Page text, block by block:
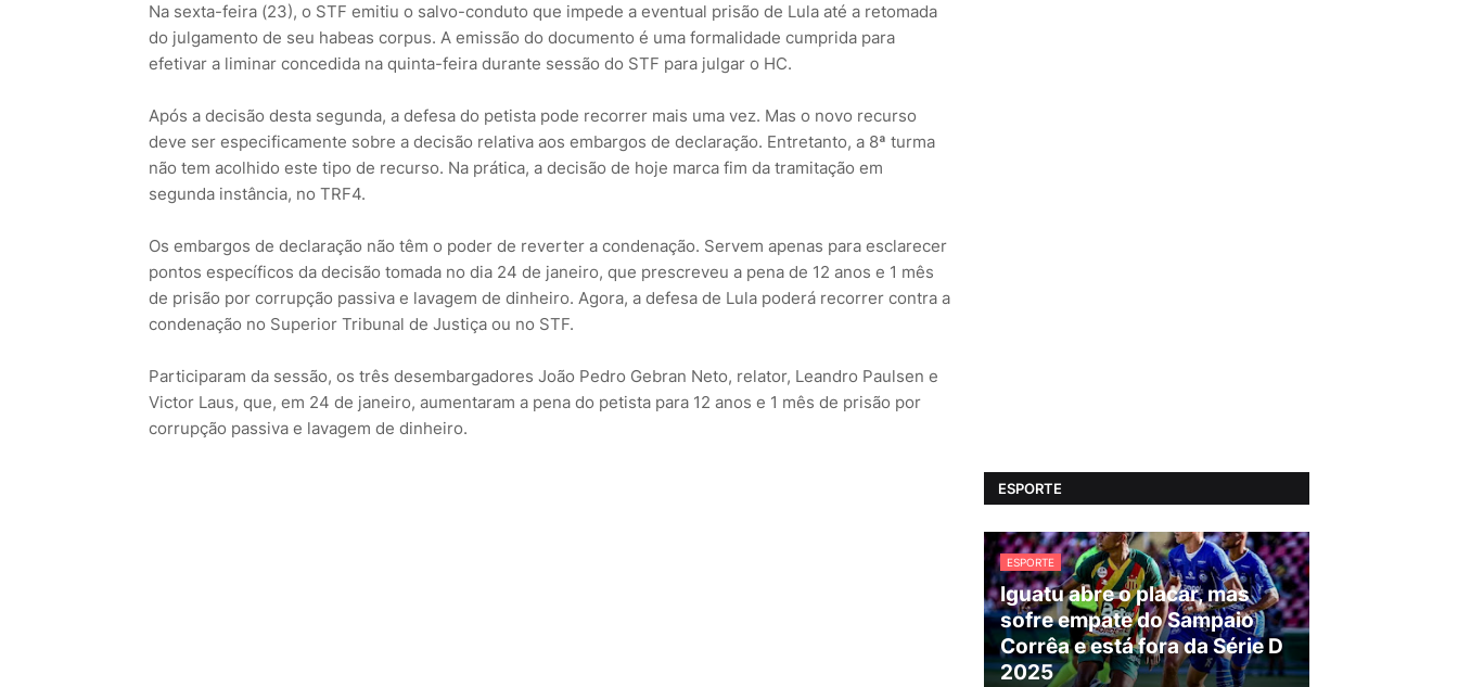
Na sexta-feira (23), o STF emitiu o salvo-conduto que impede a eventual prisão de Lula até a retomada
do julgamento de seu habeas corpus. A emissão do documento é uma formalidade cumprida para
efetivar a liminar concedida na quinta-feira durante sessão do STF para julgar o HC.
Após a decisão desta segunda, a defesa do petista pode recorrer mais uma vez. Mas o novo recurso
deve ser especificamente sobre a decisão relativa aos embargos de declaração. Entretanto, a 8ª turma
não tem acolhido este tipo de recurso. Na prática, a decisão de hoje marca fim da tramitação em
segunda instância, no TRF4.
Os embargos de declaração não têm o poder de reverter a condenação. Servem apenas para esclarecer
pontos específicos da decisão tomada no dia 24 de janeiro, que prescreveu a pena de 12 anos e 1 mês
de prisão por corrupção passiva e lavagem de dinheiro. Agora, a defesa de Lula poderá recorrer contra a
condenação no Superior Tribunal de Justiça ou no STF.
Participaram da sessão, os três desembargadores João Pedro Gebran Neto, relator, Leandro Paulsen e
Victor Laus, que, em 24 de janeiro, aumentaram a pena do petista para 12 anos e 1 mês de prisão por
corrupção passiva e lavagem de dinheiro.
ESPORTE
ESPORTE
Iguatu abre o placar, mas
sofre empate do Sampaio
Corrêa e está fora da Série D
2025